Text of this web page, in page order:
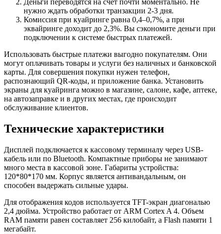
Деньги переводятся на счет почти моментально. Не
нужно ждать обработки транзакции 2-3 дня.
Комиссия при куайринге равна 0,4–0,7%, а при
эквайринге доходит до 2,3%. Вы сэкономите деньги при
подключении к системе быстрых платежей.
Использовать быстрые платежи выгодно покупателям. Они
могут оплачивать товары и услуги без наличных и банковской
карты. Для совершения покупки нужен телефон,
распознающий QR-коды, и приложение банка. Установить
экраны для куайринга можно в магазине, салоне, кафе, аптеке,
на автозаправке и в других местах, где происходит
обслуживание клиентов.
Технические характеристики
Дисплей подключается к кассовому терминалу через USB-
кабель или по Bluetooth. Компактные приборы не занимают
много места в кассовой зоне. Габариты устройства:
120*80*170 мм. Корпус является антивандальным, он
способен выдержать сильные удары.
Для отображения кодов используется TFT-экран диагональю
2,4 дюйма. Устройство работает от ARM Cortex A 4. Объем
RAM памяти равен составляет 256 килобайт, а Flash памяти 1
мегабайт.